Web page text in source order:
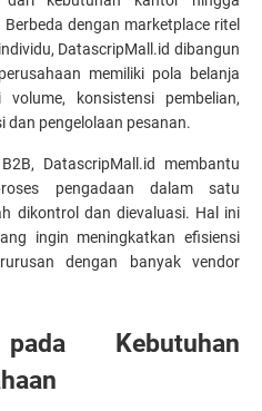
dengan marketplace ritel
DatascripMall.id dibangun
memiliki pola belanja
konsistensi pembelian,
dan pengelolaan pesanan.
DatascripMall.id membantu
pengadaan dalam satu
dikontrol dan dievaluasi. Hal ini
ingin meningkatkan efisiensi
dengan banyak vendor
Kebutuhan